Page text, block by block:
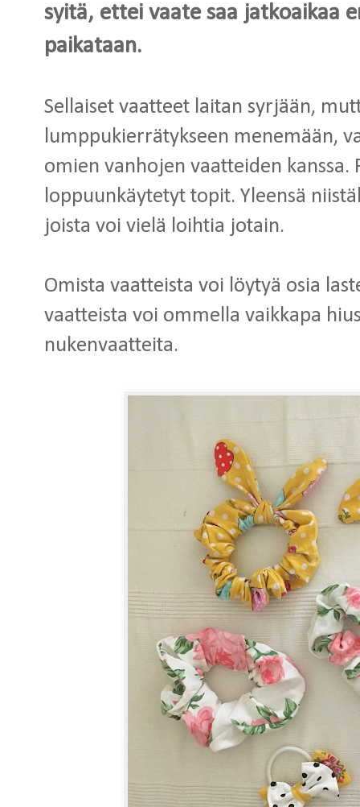
syitä, ettei vaate saa jatkoaikaa
paikataan.
Sellaiset vaatteet laitan syrjään,
lumppukierrätykseen menemään,
omien vanhojen vaatteiden kanssa.
loppuunkäytetyt topit. Yleensä
joista voi vielä loihtia jotain.
Omista vaatteista voi löytyä osia
vaatteista voi ommella vaikkapa
nukenvaatteita.